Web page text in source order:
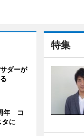
特集
ダーが
年 コ
タに